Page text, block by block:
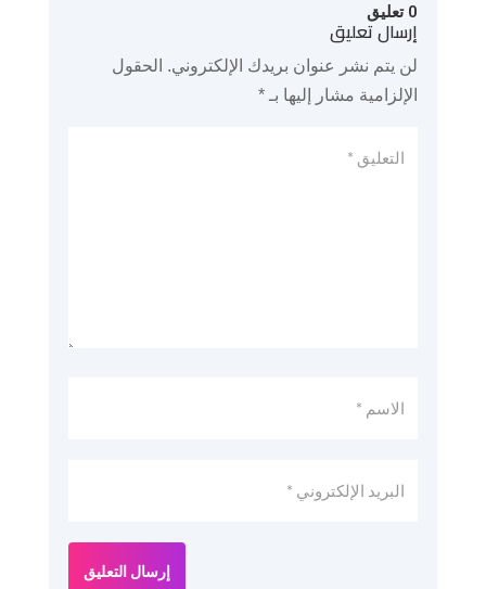
0 تعليق
إرسال تعليق
لن يتم نشر عنوان بريدك الإلكتروني. الحقول
الإلزامية مشار إليها بـ *
إرسال التعليق